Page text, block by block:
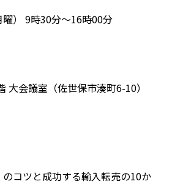
） 9時30分～16時00分
大会議室（佐世保市湊町6-10）
コツと成功する輸入転売の10か